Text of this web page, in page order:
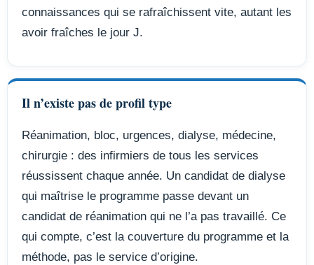
connaissances qui se rafraîchissent vite, autant les
avoir fraîches le jour J.
Il n’existe pas de profil type
Réanimation, bloc, urgences, dialyse, médecine,
chirurgie : des infirmiers de tous les services
réussissent chaque année. Un candidat de dialyse
qui maîtrise le programme passe devant un
candidat de réanimation qui ne l’a pas travaillé. Ce
qui compte, c’est la couverture du programme et la
méthode, pas le service d’origine.